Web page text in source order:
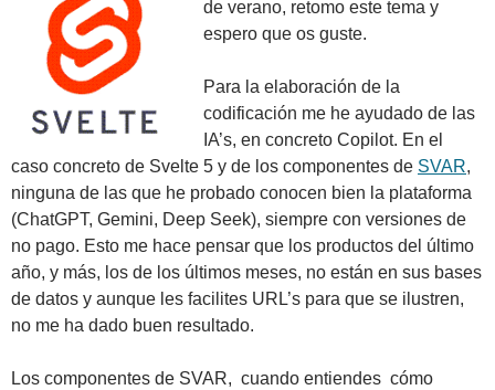
de verano, retomo este tema y
espero que os guste.
Para la elaboración de la
codificación me he ayudado de las
IA’s, en concreto Copilot. En el
caso concreto de Svelte 5 y de los componentes de SVAR,
ninguna de las que he probado conocen bien la plataforma
(ChatGPT, Gemini, Deep Seek), siempre con versiones de
no pago. Esto me hace pensar que los productos del último
año, y más, los de los últimos meses, no están en sus bases
de datos y aunque les facilites URL’s para que se ilustren,
no me ha dado buen resultado.
Los componentes de SVAR, cuando entiendes cómo